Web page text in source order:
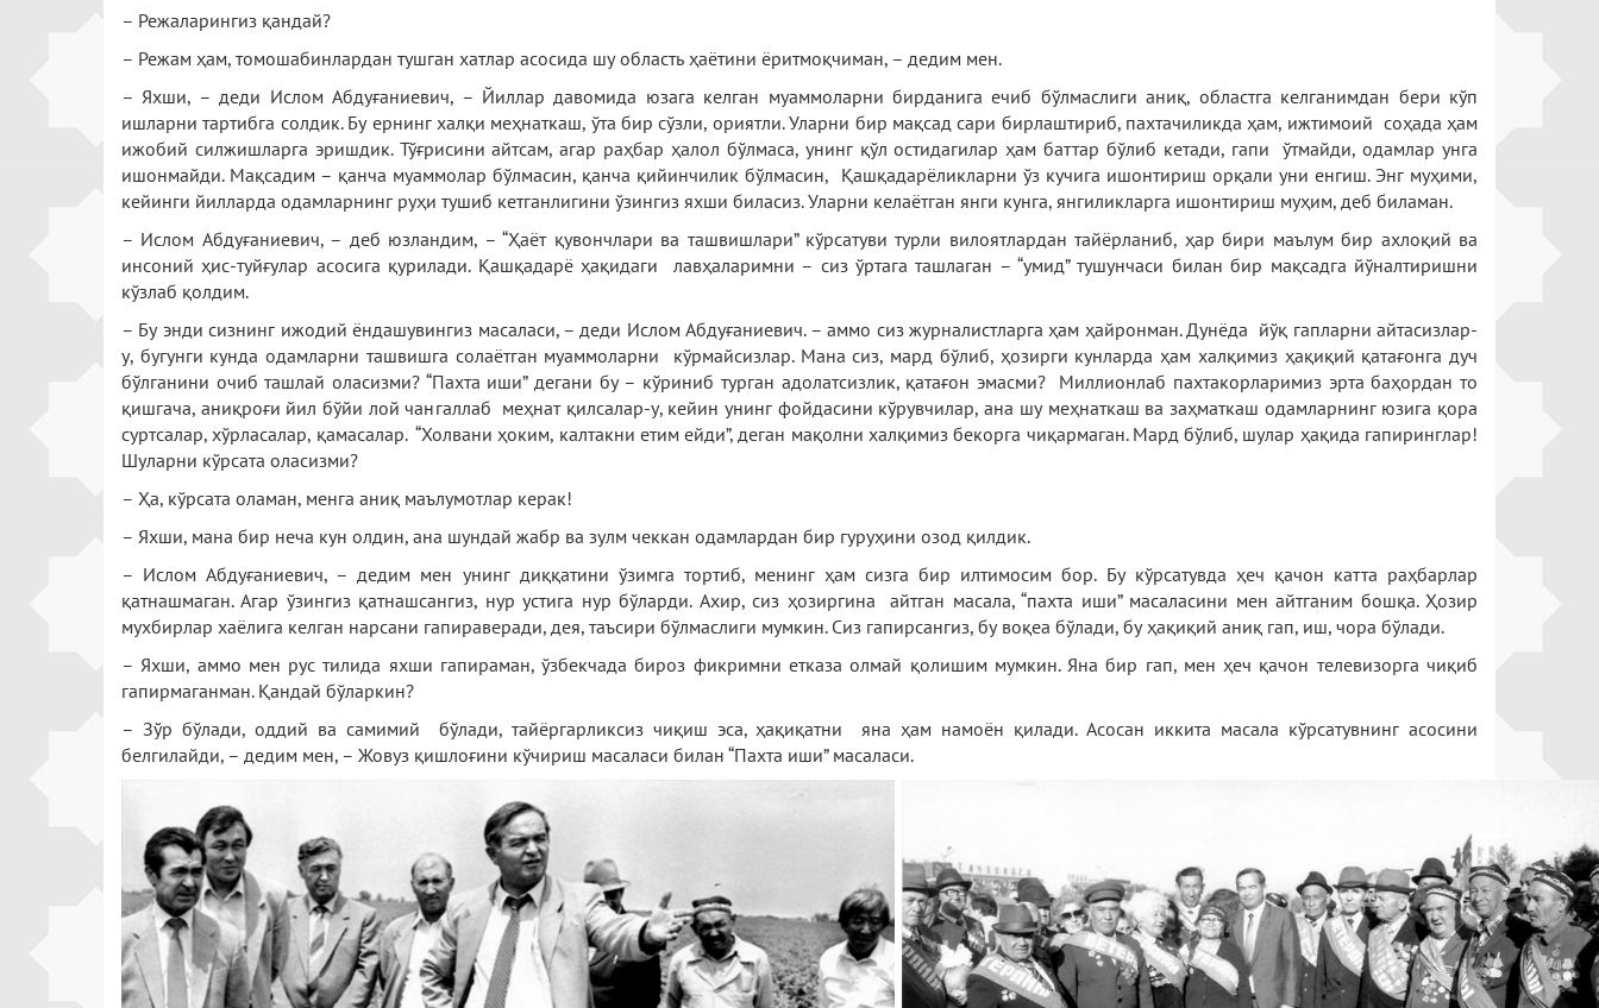
– Режаларингиз қандай?
– Режам ҳам, томошабинлардан тушган хатлар асосида шу область ҳаётини ёритмоқчиман, – дедим мен.
– Яхши, – деди Ислом Абдуғаниевич, – Йиллар давомида юзага келган муаммоларни бирданига ечиб бўлмаслиги аниқ, областга келганимдан бери кўп
ишларни тартибга солдик. Бу ернинг халқи меҳнаткаш, ўта бир сўзли, ориятли. Уларни бир мақсад сари бирлаштириб, пахтачиликда ҳам, ижтимоий соҳада ҳам
ижобий силжишларга эришдик. Тўғрисини айтсам, агар раҳбар ҳалол бўлмаса, унинг қўл остидагилар ҳам баттар бўлиб кетади, гапи ўтмайди, одамлар унга
ишонмайди. Мақсадим – қанча муаммолар бўлмасин, қанча қийинчилик бўлмасин, Қашқадарёликларни ўз кучига ишонтириш орқали уни енгиш. Энг муҳими,
кейинги йилларда одамларнинг руҳи тушиб кетганлигини ўзингиз яхши биласиз. Уларни келаётган янги кунга, янгиликларга ишонтириш муҳим, деб биламан.
– Ислом Абдуғаниевич, – деб юзландим, – “Ҳаёт қувончлари ва ташвишлари” кўрсатуви турли вилоятлардан тайёрланиб, ҳар бири маълум бир ахлоқий ва
инсоний ҳис-туйғулар асосига қурилади. Қашқадарё ҳақидаги лавҳаларимни – сиз ўртага ташлаган – “умид” тушунчаси билан бир мақсадга йўналтиришни
кўзлаб қолдим.
– Бу энди сизнинг ижодий ёндашувингиз масаласи, – деди Ислом Абдуғаниевич. – аммо сиз журналистларга ҳам ҳайронман. Дунёда йўқ гапларни айтасизлар-
у, бугунги кунда одамларни ташвишга солаётган муаммоларни кўрмайсизлар. Мана сиз, мард бўлиб, ҳозирги кунларда ҳам халқимиз ҳақиқий қатағонга дуч
бўлганини очиб ташлай оласизми? “Пахта иши” дегани бу – кўриниб турган адолатсизлик, қатағон эмасми? Миллионлаб пахтакорларимиз эрта баҳордан то
қишгача, аниқроғи йил бўйи лой чангаллаб меҳнат қилсалар-у, кейин унинг фойдасини кўрувчилар, ана шу меҳнаткаш ва заҳматкаш одамларнинг юзига қора
суртсалар, хўрласалар, қамасалар. “Холвани ҳоким, калтакни етим ейди”, деган мақолни халқимиз бекорга чиқармаган. Мард бўлиб, шулар ҳақида гапиринглар!
Шуларни кўрсата оласизми?
– Ҳа, кўрсата оламан, менга аниқ маълумотлар керак!
– Яхши, мана бир неча кун олдин, ана шундай жабр ва зулм чеккан одамлардан бир гуруҳини озод қилдик.
– Ислом Абдуғаниевич, – дедим мен унинг диққатини ўзимга тортиб, менинг ҳам сизга бир илтимосим бор. Бу кўрсатувда ҳеч қачон катта раҳбарлар
қатнашмаган. Агар ўзингиз қатнашсангиз, нур устига нур бўларди. Ахир, сиз ҳозиргина айтган масала, “пахта иши” масаласини мен айтганим бошқа. Ҳозир
мухбирлар хаёлига келган нарсани гапираверади, дея, таъсири бўлмаслиги мумкин. Сиз гапирсангиз, бу воқеа бўлади, бу ҳақиқий аниқ гап, иш, чора бўлади.
– Яхши, аммо мен рус тилида яхши гапираман, ўзбекчада бироз фикримни етказа олмай қолишим мумкин. Яна бир гап, мен ҳеч қачон телевизорга чиқиб
гапирмаганман. Қандай бўларкин?
– Зўр бўлади, оддий ва самимий бўлади, тайёргарликсиз чиқиш эса, ҳақиқатни яна ҳам намоён қилади. Асосан иккита масала кўрсатувнинг асосини
белгилайди, – дедим мен, – Жовуз қишлоғини кўчириш масаласи билан “Пахта иши” масаласи.